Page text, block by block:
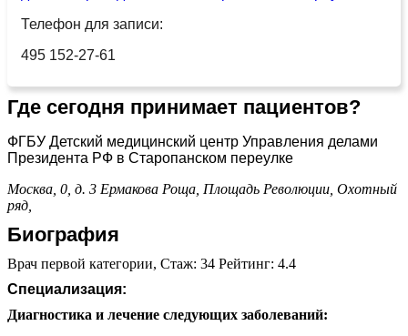
Телефон для записи:
495 152-27-61
Где сегодня принимает пациентов?
ФГБУ Детский медицинский центр Управления делами
Президента РФ в Старопанском переулке
Москва, 0, д. 3 Ермакова Роща, Площадь Революции, Охотный
ряд,
Биография
Врач первой категории, Стаж: 34 Рейтинг: 4.4
Специализация:
Диагностика и лечение следующих заболеваний: